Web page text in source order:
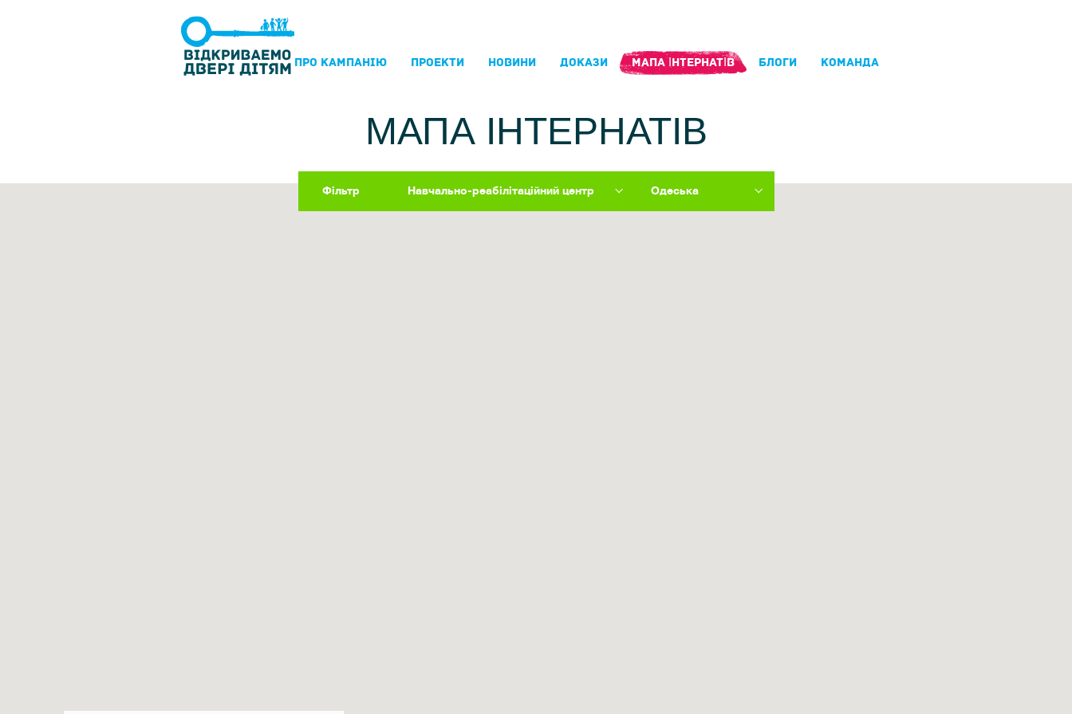
ПРО КАМПАНIЮ ПРОЕКТИ НОВИНИ ДОКАЗИ МАПА ІНТЕРНАТІВ БЛОГИ КОМАНДА
МАПА ІНТЕРНАТІВ
Фільтр Навчально-реабілітаційний центр Одеська